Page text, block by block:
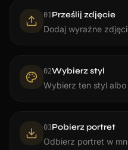
01Prześlij zdjęcie
Dodaj wyraźne
02Wybierz styl
Wybierz ten styl
03Pobierz portret
Odbierz portret w